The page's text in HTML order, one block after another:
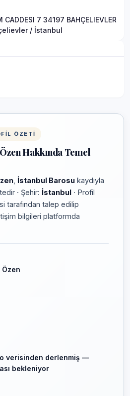
CADDESI 7 34197 BAHÇELIEVLER
/ İstanbul
ÖZETI
Hakkında Temel
İstanbul Barosu kaydıyla
· Şehir: İstanbul · Profil
tarafından talep edilip
bilgileri platformda
Özen
verisinden derlenmiş —
bekleniyor